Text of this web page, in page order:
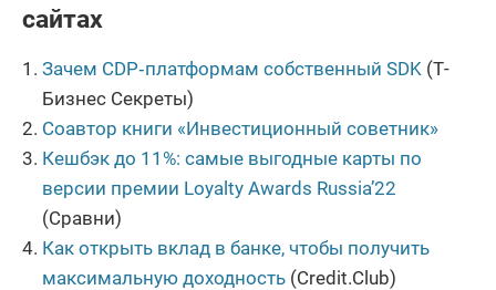
сайтах
Зачем CDP‑платформам собственный SDK (Т-
Бизнес Секреты)
Соавтор книги «Инвестиционный советник»
Кешбэк до 11%: самые выгодные карты по
версии премии Loyalty Awards Russia’22
(Сравни)
Как открыть вклад в банке, чтобы получить
максимальную доходность (Credit.Club)